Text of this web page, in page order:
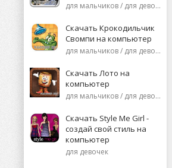
для мальчиков / для девочек
Скачать Крокодильчик
Свомпи на компьютер
для мальчиков / для девочек
Скачать Лото на
компьютер
для мальчиков / для девочек
Скачать Style Me Girl -
создай свой стиль на
компьютер
для девочек